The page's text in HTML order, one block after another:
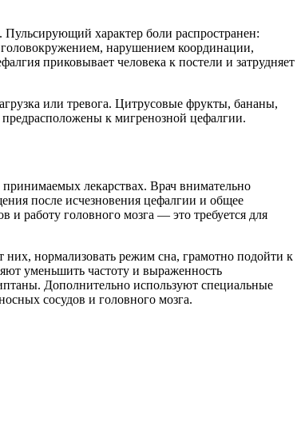
характер боли распространен:
нарушением координации,
приковывает человека к постели и затрудняет
или тревога. Цитрусовые фрукты, бананы,
к мигренозной цефалгии.
лекарствах. Врач внимательно
после исчезновения цефалгии и общее
и работу головного мозга — это требуется для
нормализовать режим сна, грамотно подойти к
уменьшить частоту и выраженность
Дополнительно используют специальные
сосудов и головного мозга.